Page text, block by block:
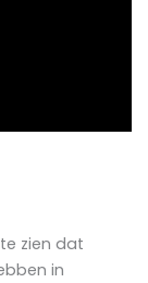
zien dat
in